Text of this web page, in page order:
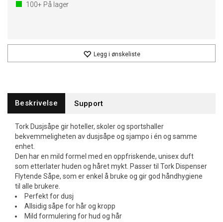
100+ På lager
Legg i ønskeliste
Beskrivelse Support
Tork Dusjsåpe gir hoteller, skoler og sportshaller
bekvemmeligheten av dusjsåpe og sjampo i én og samme
enhet.
Den har en mild formel med en oppfriskende, unisex duft
som etterlater huden og håret mykt. Passer til Tork Dispenser
Flytende Såpe, som er enkel å bruke og gir god håndhygiene
til alle brukere.
Perfekt for dusj
Allsidig såpe for hår og kropp
Mild formulering for hud og hår